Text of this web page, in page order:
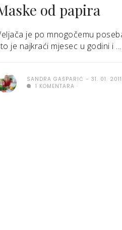
od papira
je po mnogočemu
je najkraći mjesec u godini i ...
SANDRA GAŠPARIĆ
31. 01.
1 KOMENTARA